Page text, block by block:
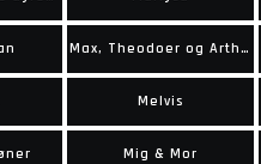
Max, Theodoer og Arthurs Eventyr
Melvis
Mig & Mor